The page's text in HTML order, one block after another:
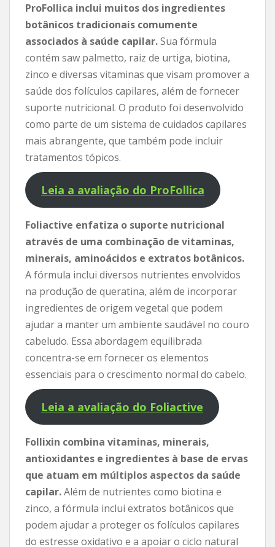
ProFollica inclui muitos dos ingredientes
botânicos tradicionais comumente
associados à saúde capilar.Sua fórmula
contém saw palmetto, raiz de urtiga, biotina,
zinco e diversas vitaminas que visam promover a
saúde dos folículos capilares, além de fornecer
suporte nutricional. O produto foi desenvolvido
como parte de um sistema de cuidados capilares
mais abrangente, que também pode incluir
tratamentos tópicos.
Leia a avaliação do ProFollica
Foliactive enfatiza o suporte nutricional
através de uma combinação de vitaminas,
minerais, aminoácidos e extratos botânicos.
A fórmula inclui diversos nutrientes envolvidos
na produção de queratina, além de incorporar
ingredientes de origem vegetal que podem
ajudar a manter um ambiente saudável no couro
cabeludo. Essa abordagem equilibrada
concentra-se em fornecer os elementos
essenciais para o crescimento normal do cabelo.
Leia a avaliação do Foliactive
Follixin combina vitaminas, minerais,
antioxidantes e ingredientes à base de ervas
que atuam em múltiplos aspectos da saúde
capilar.Além de nutrientes como biotina e
zinco, a fórmula inclui extratos botânicos que
podem ajudar a proteger os folículos capilares
do estresse oxidativo e a apoiar o ciclo natural